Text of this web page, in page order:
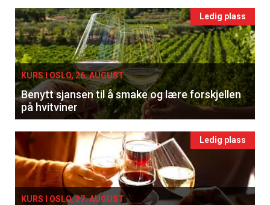
Ledig plass
KURS I OSLO, 26. AUGUST
Benytt sjansen til å smake og lære forskjellen
på hvitviner
Ledig plass
KURS I OSLO, 27. AUGUST